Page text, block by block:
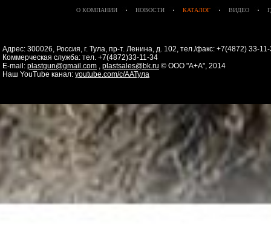
О КОМПАНИИ НОВОСТИ КАТАЛОГ ВИДЕО
Адрес: 300026, Россия, г. Тула, пр-т. Ленина, д. 102, тел./факс: +7(4872) 33-
Коммерческая служба: тел. +7(4872)33-11-34
E-mail: plastgun@gmail.com , plastsales@bk.ru © ООО "А+А", 2014
Наш YouTube канал: youtube.com/c/ААТула